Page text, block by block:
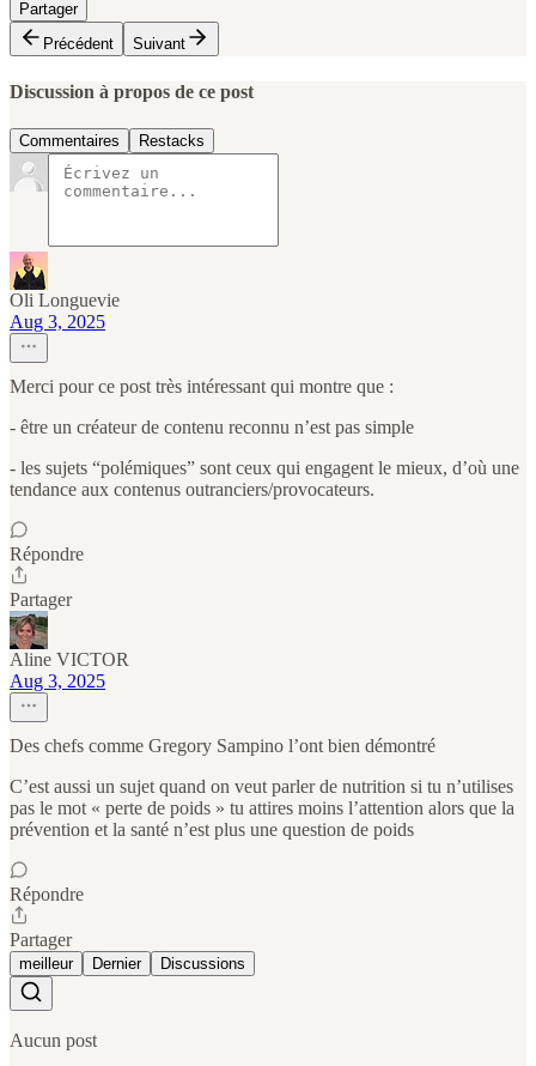
Partager
Précédent
Suivant
Discussion à propos de ce post
Commentaires Restacks
Oli Longuevie
Aug 3, 2025
Merci pour ce post très intéressant qui montre que :
- être un créateur de contenu reconnu n’est pas simple
- les sujets “polémiques” sont ceux qui engagent le mieux, d’où une
tendance aux contenus outranciers/provocateurs.
Répondre
Partager
Aline VICTOR
Aug 3, 2025
Des chefs comme Gregory Sampino l’ont bien démontré
C’est aussi un sujet quand on veut parler de nutrition si tu n’utilises
pas le mot « perte de poids » tu attires moins l’attention alors que la
prévention et la santé n’est plus une question de poids
Répondre
Partager
meilleur Dernier Discussions
Aucun post